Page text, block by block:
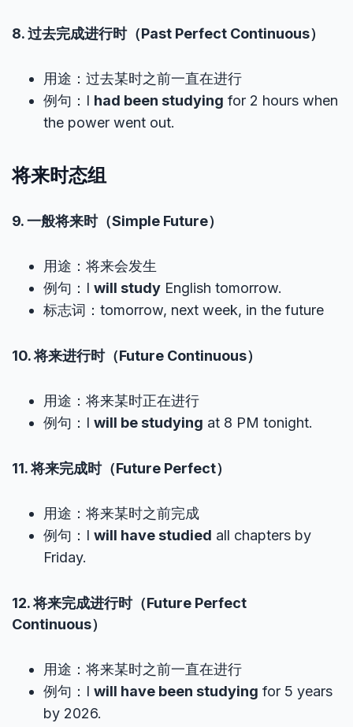
8. 过去完成进行时（Past Perfect Continuous）
用途：过去某时之前一直在进行
例句：I had been studying for 2 hours when
the power went out.
将来时态组
9. 一般将来时（Simple Future）
用途：将来会发生
例句：I will study English tomorrow.
标志词：tomorrow, next week, in the future
10. 将来进行时（Future Continuous）
用途：将来某时正在进行
例句：I will be studying at 8 PM tonight.
11. 将来完成时（Future Perfect）
用途：将来某时之前完成
例句：I will have studied all chapters by
Friday.
12. 将来完成进行时（Future Perfect
Continuous）
用途：将来某时之前一直在进行
例句：I will have been studying for 5 years
by 2026.